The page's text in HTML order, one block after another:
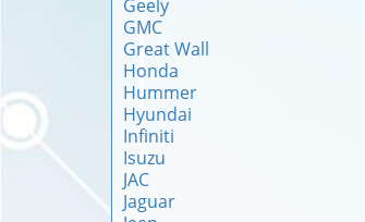
Geely
GMC
Great Wall
Honda
Hummer
Hyundai
Infiniti
Isuzu
JAC
Jaguar